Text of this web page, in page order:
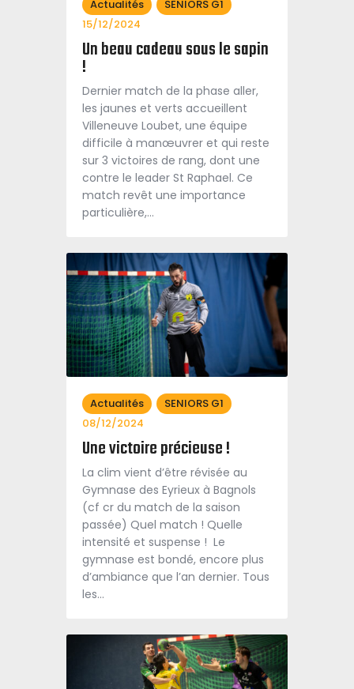
Actualités
SENIORS G1
15/12/2024
Un beau cadeau sous le sapin
!
Dernier match de la phase aller,
les jaunes et verts accueillent
Villeneuve Loubet, une équipe
difficile à manœuvrer et qui reste
sur 3 victoires de rang, dont une
contre le leader St Raphael. Ce
match revêt une importance
particulière,…
Actualités
SENIORS G1
08/12/2024
Une victoire précieuse !
La clim vient d’être révisée au
Gymnase des Eyrieux à Bagnols
(cf cr du match de la saison
passée) Quel match ! Quelle
intensité et suspense ! Le
gymnase est bondé, encore plus
d’ambiance que l’an dernier. Tous
les…